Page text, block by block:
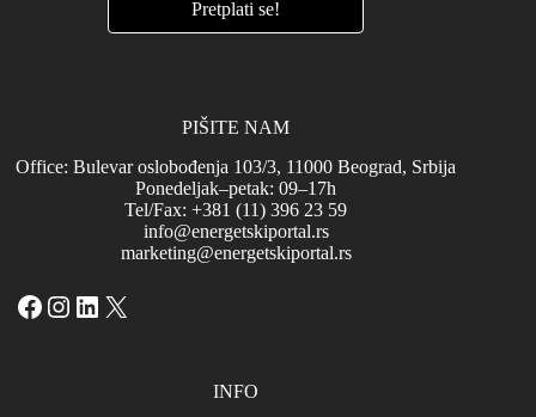
PIŠITE NAM
Office: Bulevar oslobođenja 103/3, 11000 Beograd, Srbija
Ponedeljak–petak: 09–17h
Tel/Fax: +381 (11) 396 23 59
info@energetskiportal.rs
marketing@energetskiportal.rs
Facebook
Instagram
LinkedIn
X
INFO